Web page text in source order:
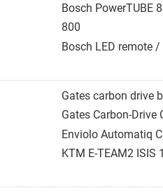
Bosch PowerTUBE
800
Bosch LED remote
Gates carbon drive
Gates Carbon-Drive
Enviolo Automatiq
KTM E-TEAM2 ISIS